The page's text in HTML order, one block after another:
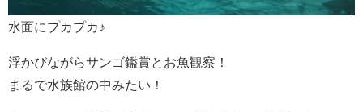
水面にプカプカ♪
浮かびながらサンゴ鑑賞とお魚観察！
まるで水族館の中みたい！